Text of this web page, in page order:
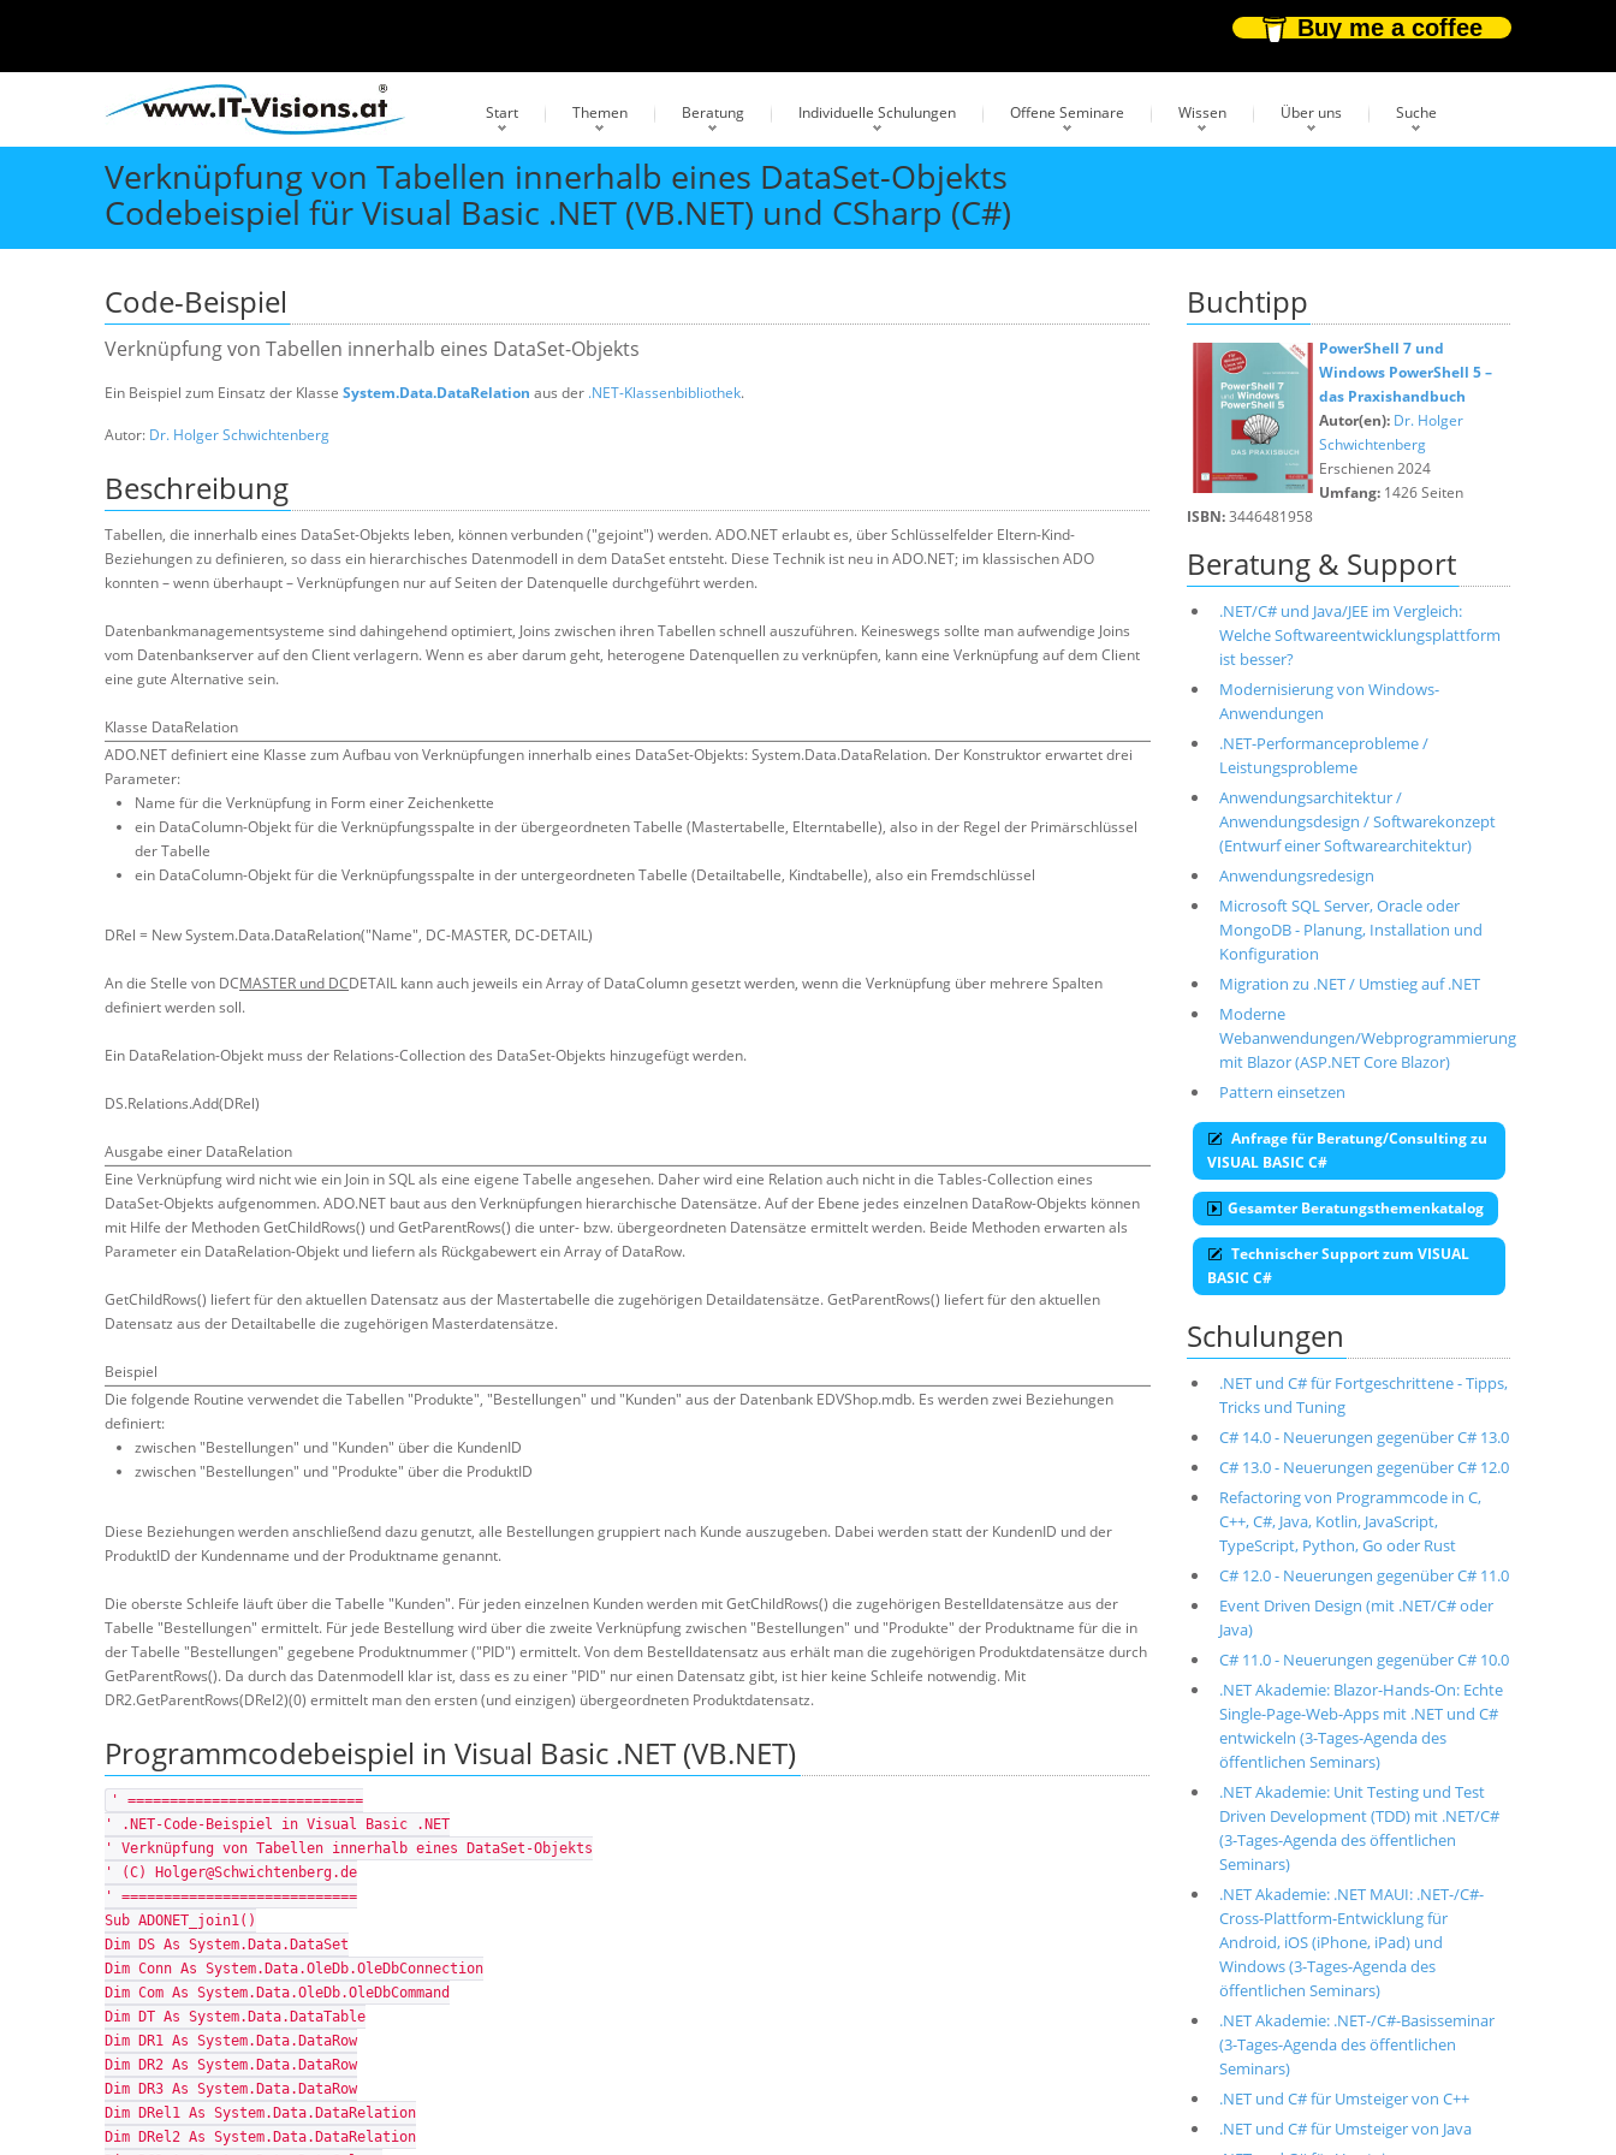
Buy me a coffee
Start Themen Beratung Individuelle Schulungen Offene Seminare Wissen Über uns Suche
Verknüpfung von Tabellen innerhalb eines DataSet-Objekts
Codebeispiel für Visual Basic .NET (VB.NET) und CSharp (C#)
Code-Beispiel
Verknüpfung von Tabellen innerhalb eines DataSet-Objekts
Ein Beispiel zum Einsatz der Klasse System.Data.DataRelation aus der .NET-Klassenbibliothek.
Autor: Dr. Holger Schwichtenberg
Beschreibung
Tabellen, die innerhalb eines DataSet-Objekts leben, können verbunden ("gejoint") werden. ADO.NET erlaubt es, über Schlüsselfelder Eltern-Kind-
Beziehungen zu definieren, so dass ein hierarchisches Datenmodell in dem DataSet entsteht. Diese Technik ist neu in ADO.NET; im klassischen ADO
konnten – wenn überhaupt – Verknüpfungen nur auf Seiten der Datenquelle durchgeführt werden.
Datenbankmanagementsysteme sind dahingehend optimiert, Joins zwischen ihren Tabellen schnell auszuführen. Keineswegs sollte man aufwendige Joins
vom Datenbankserver auf den Client verlagern. Wenn es aber darum geht, heterogene Datenquellen zu verknüpfen, kann eine Verknüpfung auf dem Client
eine gute Alternative sein.
Klasse DataRelation
ADO.NET definiert eine Klasse zum Aufbau von Verknüpfungen innerhalb eines DataSet-Objekts: System.Data.DataRelation. Der Konstruktor erwartet drei
Parameter:
Name für die Verknüpfung in Form einer Zeichenkette
ein DataColumn-Objekt für die Verknüpfungsspalte in der übergeordneten Tabelle (Mastertabelle, Elterntabelle), also in der Regel der Primärschlüssel
der Tabelle
ein DataColumn-Objekt für die Verknüpfungsspalte in der untergeordneten Tabelle (Detailtabelle, Kindtabelle), also ein Fremdschlüssel
DRel = New System.Data.DataRelation("Name", DC-MASTER, DC-DETAIL)
An die Stelle von DCMASTER und DCDETAIL kann auch jeweils ein Array of DataColumn gesetzt werden, wenn die Verknüpfung über mehrere Spalten
definiert werden soll.
Ein DataRelation-Objekt muss der Relations-Collection des DataSet-Objekts hinzugefügt werden.
DS.Relations.Add(DRel)
Ausgabe einer DataRelation
Eine Verknüpfung wird nicht wie ein Join in SQL als eine eigene Tabelle angesehen. Daher wird eine Relation auch nicht in die Tables-Collection eines
DataSet-Objekts aufgenommen. ADO.NET baut aus den Verknüpfungen hierarchische Datensätze. Auf der Ebene jedes einzelnen DataRow-Objekts können
mit Hilfe der Methoden GetChildRows() und GetParentRows() die unter- bzw. übergeordneten Datensätze ermittelt werden. Beide Methoden erwarten als
Parameter ein DataRelation-Objekt und liefern als Rückgabewert ein Array of DataRow.
GetChildRows() liefert für den aktuellen Datensatz aus der Mastertabelle die zugehörigen Detaildatensätze. GetParentRows() liefert für den aktuellen
Datensatz aus der Detailtabelle die zugehörigen Masterdatensätze.
Beispiel
Die folgende Routine verwendet die Tabellen "Produkte", "Bestellungen" und "Kunden" aus der Datenbank EDVShop.mdb. Es werden zwei Beziehungen
definiert:
zwischen "Bestellungen" und "Kunden" über die KundenID
zwischen "Bestellungen" und "Produkte" über die ProduktID
Diese Beziehungen werden anschließend dazu genutzt, alle Bestellungen gruppiert nach Kunde auszugeben. Dabei werden statt der KundenID und der
ProduktID der Kundenname und der Produktname genannt.
Die oberste Schleife läuft über die Tabelle "Kunden". Für jeden einzelnen Kunden werden mit GetChildRows() die zugehörigen Bestelldatensätze aus der
Tabelle "Bestellungen" ermittelt. Für jede Bestellung wird über die zweite Verknüpfung zwischen "Bestellungen" und "Produkte" der Produktname für die in
der Tabelle "Bestellungen" gegebene Produktnummer ("PID") ermittelt. Von dem Bestelldatensatz aus erhält man die zugehörigen Produktdatensätze durch
GetParentRows(). Da durch das Datenmodell klar ist, dass es zu einer "PID" nur einen Datensatz gibt, ist hier keine Schleife notwendig. Mit
DR2.GetParentRows(DRel2)(0) ermittelt man den ersten (und einzigen) übergeordneten Produktdatensatz.
Programmcodebeispiel in Visual Basic .NET (VB.NET)
' ============================
' .NET-Code-Beispiel in Visual Basic .NET
' Verknüpfung von Tabellen innerhalb eines DataSet-Objekts
' (C) Holger@Schwichtenberg.de
' ============================
Sub ADONET_join1()
Dim DS As System.Data.DataSet
Dim Conn As System.Data.OleDb.OleDbConnection
Dim Com As System.Data.OleDb.OleDbCommand
Dim DT As System.Data.DataTable
Dim DR1 As System.Data.DataRow
Dim DR2 As System.Data.DataRow
Dim DR3 As System.Data.DataRow
Dim DRel1 As System.Data.DataRelation
Dim DRel2 As System.Data.DataRelation
Buchtipp
PowerShell 7 und
Windows PowerShell 5 –
das Praxishandbuch
Autor(en): Dr. Holger
Schwichtenberg
Erschienen 2024
Umfang: 1426 Seiten
ISBN:3446481958
Beratung & Support
.NET/C# und Java/JEE im Vergleich:
Welche Softwareentwicklungsplattform
ist besser?
Modernisierung von Windows-
Anwendungen
.NET-Performanceprobleme /
Leistungsprobleme
Anwendungsarchitektur /
Anwendungsdesign / Softwarekonzept
(Entwurf einer Softwarearchitektur)
Anwendungsredesign
Microsoft SQL Server, Oracle oder
MongoDB - Planung, Installation und
Konfiguration
Migration zu .NET / Umstieg auf .NET
Moderne
Webanwendungen/Webprogrammierung
mit Blazor (ASP.NET Core Blazor)
Pattern einsetzen
Anfrage für Beratung/Consulting zu
VISUAL BASIC C#
Gesamter Beratungsthemenkatalog
Technischer Support zum VISUAL
BASIC C#
Schulungen
.NET und C# für Fortgeschrittene - Tipps,
Tricks und Tuning
C# 14.0 - Neuerungen gegenüber C# 13.0
C# 13.0 - Neuerungen gegenüber C# 12.0
Refactoring von Programmcode in C,
C++, C#, Java, Kotlin, JavaScript,
TypeScript, Python, Go oder Rust
C# 12.0 - Neuerungen gegenüber C# 11.0
Event Driven Design (mit .NET/C# oder
Java)
C# 11.0 - Neuerungen gegenüber C# 10.0
.NET Akademie: Blazor-Hands-On: Echte
Single-Page-Web-Apps mit .NET und C#
entwickeln (3-Tages-Agenda des
öffentlichen Seminars)
.NET Akademie: Unit Testing und Test
Driven Development (TDD) mit .NET/C#
(3-Tages-Agenda des öffentlichen
Seminars)
.NET Akademie: .NET MAUI: .NET-/C#-
Cross-Plattform-Entwicklung für
Android, iOS (iPhone, iPad) und
Windows (3-Tages-Agenda des
öffentlichen Seminars)
.NET Akademie: .NET-/C#-Basisseminar
(3-Tages-Agenda des öffentlichen
Seminars)
.NET und C# für Umsteiger von C++
.NET und C# für Umsteiger von Java